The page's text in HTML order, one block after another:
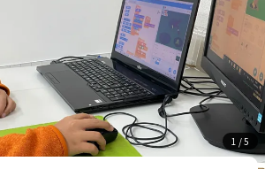
1 / 5